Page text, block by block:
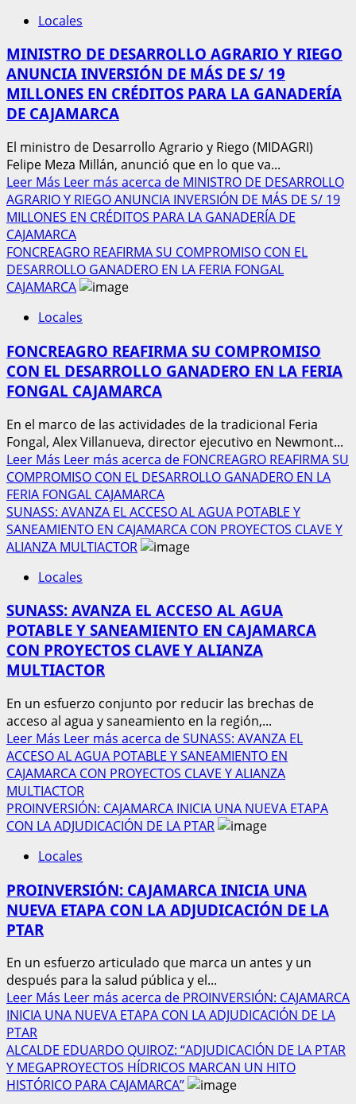
Locales
MINISTRO DE DESARROLLO AGRARIO Y RIEGO
ANUNCIA INVERSIÓN DE MÁS DE S/ 19
MILLONES EN CRÉDITOS PARA LA GANADERÍA
DE CAJAMARCA
El ministro de Desarrollo Agrario y Riego (MIDAGRI)
Felipe Meza Millán, anunció que en lo que va...
Leer Más Leer más acerca de MINISTRO DE DESARROLLO
AGRARIO Y RIEGO ANUNCIA INVERSIÓN DE MÁS DE S/ 19
MILLONES EN CRÉDITOS PARA LA GANADERÍA DE
CAJAMARCA
FONCREAGRO REAFIRMA SU COMPROMISO CON EL
DESARROLLO GANADERO EN LA FERIA FONGAL
CAJAMARCA
Locales
FONCREAGRO REAFIRMA SU COMPROMISO
CON EL DESARROLLO GANADERO EN LA FERIA
FONGAL CAJAMARCA
En el marco de las actividades de la tradicional Feria
Fongal, Alex Villanueva, director ejecutivo en Newmont...
Leer Más Leer más acerca de FONCREAGRO REAFIRMA SU
COMPROMISO CON EL DESARROLLO GANADERO EN LA
FERIA FONGAL CAJAMARCA
SUNASS: AVANZA EL ACCESO AL AGUA POTABLE Y
SANEAMIENTO EN CAJAMARCA CON PROYECTOS CLAVE Y
ALIANZA MULTIACTOR
Locales
SUNASS: AVANZA EL ACCESO AL AGUA
POTABLE Y SANEAMIENTO EN CAJAMARCA
CON PROYECTOS CLAVE Y ALIANZA
MULTIACTOR
En un esfuerzo conjunto por reducir las brechas de
acceso al agua y saneamiento en la región,...
Leer Más Leer más acerca de SUNASS: AVANZA EL
ACCESO AL AGUA POTABLE Y SANEAMIENTO EN
CAJAMARCA CON PROYECTOS CLAVE Y ALIANZA
MULTIACTOR
PROINVERSIÓN: CAJAMARCA INICIA UNA NUEVA ETAPA
CON LA ADJUDICACIÓN DE LA PTAR
Locales
PROINVERSIÓN: CAJAMARCA INICIA UNA
NUEVA ETAPA CON LA ADJUDICACIÓN DE LA
PTAR
En un esfuerzo articulado que marca un antes y un
después para la salud pública y el...
Leer Más Leer más acerca de PROINVERSIÓN: CAJAMARCA
INICIA UNA NUEVA ETAPA CON LA ADJUDICACIÓN DE LA
PTAR
ALCALDE EDUARDO QUIROZ: “ADJUDICACIÓN DE LA PTAR
Y MEGAPROYECTOS HÍDRICOS MARCAN UN HITO
HISTÓRICO PARA CAJAMARCA”